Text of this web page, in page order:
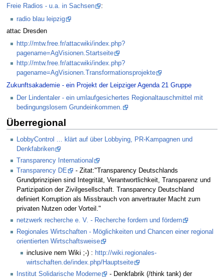
Freie Radios - u.a. in Sachsen
:
radio blau leipzig
attac Dresden
http://mtw.free.fr/attacwiki/index.php?
pagename=AgVisionen.Startseite
http://mtw.free.fr/attacwiki/index.php?
pagename=AgVisionen.Transformationsprojekte
Zukunftsakademie - ein Projekt der Leipziger Agenda 21 Gruppe
Der Lindentaler - ein umlaufgesichertes Regionaltauschmittel mit
bedingungslosem Grundeinkommen.
Überregional
LobbyControl ... klärt auf über Lobbying, PR-Kampagnen und
Denkfabriken
Transparency International
Transparency DE
- Zitat:"Transparency Deutschlands
Grundprinzipien sind Integrität, Verantwortlichkeit, Transparenz und
Partizipation der Zivilgesellschaft. Transparency Deutschland
definiert Korruption als Missbrauch von anvertrauter Macht zum
privaten Nutzen oder Vorteil."
netzwerk recherche e. V. - Recherche fordern und fördern
Regionales Wirtschaften - Möglichkeiten und Chancen einer regional
orientierten Wirtschaftsweise
inclusive nem Wiki ;-) : http://wiki.regionales-
wirtschaften.de/index.php/Hauptseite
Institut Solidarische Moderne
- Denkfabrik (/think tank) der